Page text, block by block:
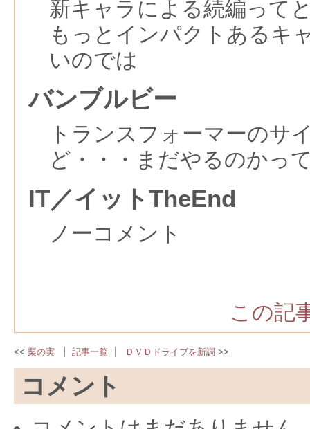
新キャラによる続編って
もっとインパクトあるキ
いのでは
バンブルビー
トランスフォーマーのサ
ど・・・まだやるのかっ
IT／イットTheEnd
ノーコメント
この記
栗の実 記事一覧 ＤＶＤドライブを新調
コメント